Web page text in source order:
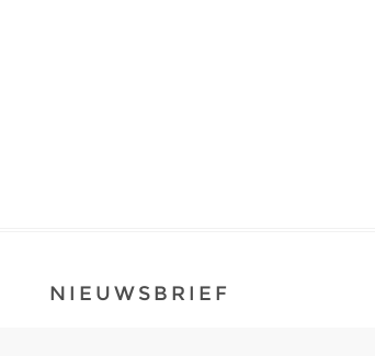
NIEUWSBRIEF